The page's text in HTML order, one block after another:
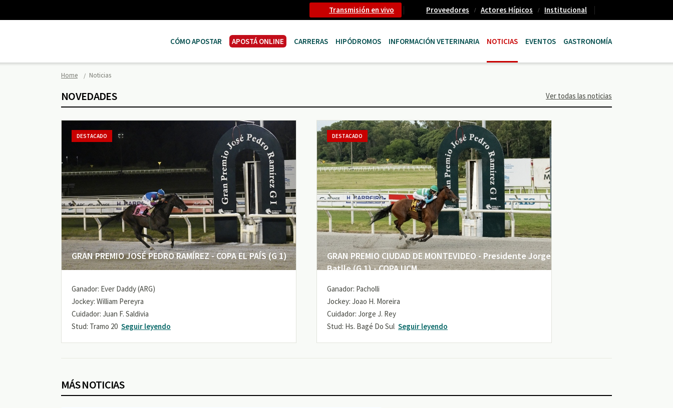
Transmisión en vivo Proveedores Actores Hípicos Institucional
CÓMO APOSTAR APOSTÁ ONLINE CARRERAS HIPÓDROMOS INFORMACIÓN VETERINARIA NOTICIAS EVENTOS GASTRONOMÍA
Home Noticias
NOVEDADES Ver todas las noticias
GRAN PREMIO JOSÉ PEDRO RAMÍREZ - COPA EL PAÍS (G 1)
DESTACADO
Ganador: Ever Daddy (ARG)
Jockey: William Pereyra
Cuidador: Juan F. Saldivia
Stud: Tramo 20 Seguir leyendo
GRAN PREMIO CIUDAD DE MONTEVIDEO - Presidente Jorge
Batlle (G 1) - COPA UCM
DESTACADO
Ganador: Pacholli
Jockey: Joao H. Moreira
Cuidador: Jorge J. Rey
Stud: Hs. Bagé Do Sul Seguir leyendo
MÁS NOTICIAS